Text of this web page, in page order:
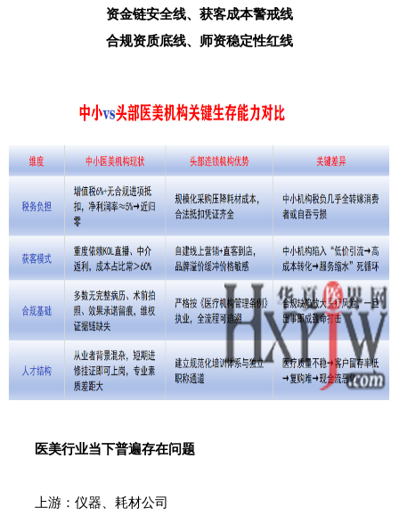
资金链安全线、获客成本警戒线
合规资质底线、师资稳定性红线
医美行业当下普遍存在问题
上游：仪器、耗材公司